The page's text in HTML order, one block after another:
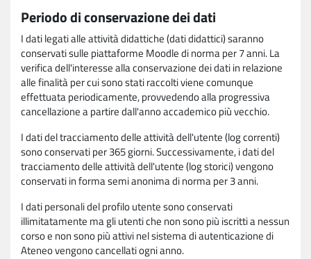
Periodo di conservazione dei dati
I dati legati alle attività didattiche (dati didattici) saranno
conservati sulle piattaforme Moodle di norma per 7 anni. La
verifica dell'interesse alla conservazione dei dati in relazione
alle finalità per cui sono stati raccolti viene comunque
effettuata periodicamente, provvedendo alla progressiva
cancellazione a partire dall'anno accademico più vecchio.
I dati del tracciamento delle attività dell'utente (log correnti)
sono conservati per 365 giorni. Successivamente, i dati del
tracciamento delle attività dell'utente (log storici) vengono
conservati in forma semi anonima di norma per 3 anni.
I dati personali del profilo utente sono conservati
illimitatamente ma gli utenti che non sono più iscritti a nessun
corso e non sono più attivi nel sistema di autenticazione di
Ateneo vengono cancellati ogni anno.